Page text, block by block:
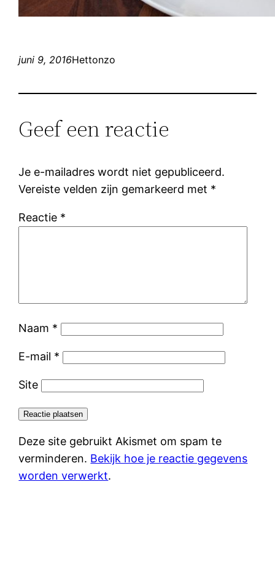
juni 9, 2016Hettonzo
Geef een reactie
Je e-mailadres wordt niet gepubliceerd.
Vereiste velden zijn gemarkeerd met *
Reactie *
Naam *
E-mail *
Site
Deze site gebruikt Akismet om spam te
verminderen. Bekijk hoe je reactie gegevens
worden verwerkt.